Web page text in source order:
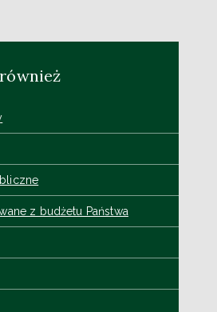
z budżetu Państwa